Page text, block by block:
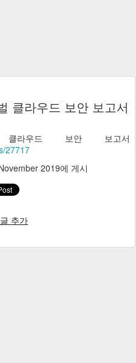
클라우드 보안 보고서
라우드 보안 보고서
27717
2019에 게시
추가